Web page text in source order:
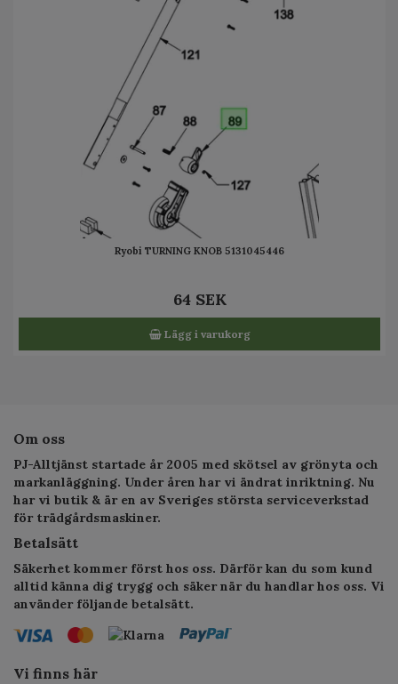
Ryobi TURNING KNOB 5131045446
64 SEK
Lägg i varukorg
Om oss
PJ-Alltjänst startade år 2005 med skötsel av grönyta och
markanläggning. Under åren har vi ändrat inriktning. Nu
har vi butik & är en av Sveriges största serviceverkstad
för trädgårdsmaskiner.
Betalsätt
Säkerhet kommer först hos oss. Därför kan du som kund
alltid känna dig trygg och säker när du handlar hos oss. Vi
använder följande betalsätt.
Vi finns här